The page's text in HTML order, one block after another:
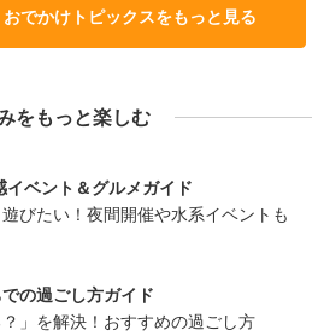
でかけトピックスをもっと見る
をもっと楽しむ
イベント＆グルメガイド
びたい！夜間開催や水系イベントも
の過ごし方ガイド
？」を解決！おすすめの過ごし方